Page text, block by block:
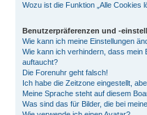
Wozu ist die Funktion „Alle Cookies
Benutzerpräferenzen und -
Wie kann ich meine Einstellungen
Wie kann ich verhindern, dass mein
auftaucht?
Die Forenuhr geht falsch!
Ich habe die Zeitzone eingestellt,
Meine Sprache steht auf diesem
Was sind das für Bilder, die bei